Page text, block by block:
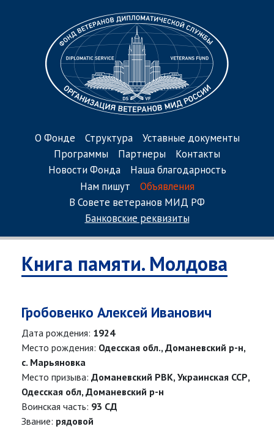
О Фонде Структура
Уставные документы
Программы
Партнеры
Контакты
Новости Фонда
Наша благодарность
Нам пишут
Объявления
В Совете ветеранов МИД РФ
Банковские реквизиты
Книга памяти. Молдова
Гробовенко Алексей Иванович
Дата рождения: 1924
Место рождения: Одесская обл., Доманевский р-н,
с. Марьяновка
Место призыва: Доманевский РВК, Украинская ССР,
Одесская обл, Доманевский р-н
Воинская часть: 93 СД
Звание: рядовой